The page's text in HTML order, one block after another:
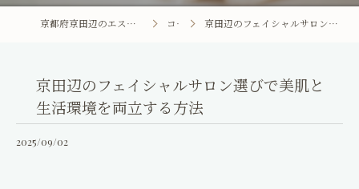
Facial&Este KAGURA
コンセプト
京都府京田辺のエステならFacial&Este KAGURA コラム 京田辺のフェイシャルサロン選びで美肌と生活環境を両立する方法
京田辺のフェイシャルサロン選びで美肌と
生活環境を両立する方法
2025/09/02